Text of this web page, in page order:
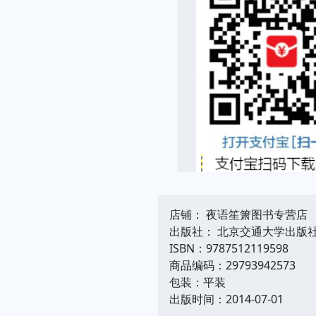
店铺： 夜语笙箫图书专营店
出版社： 北京交通大学出版
ISBN：9787512119598
商品编码：29793942573
包装：平装
出版时间：2014-07-01